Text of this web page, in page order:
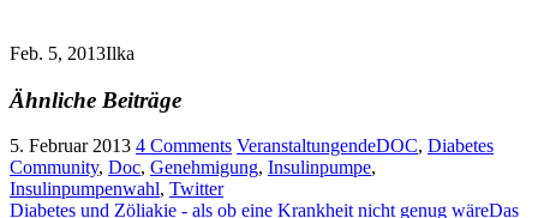
Feb. 5, 2013Ilka
Ähnliche Beiträge
5. Februar 2013 4 Comments VeranstaltungendeDOC, Diabetes
Community, Doc, Genehmigung, Insulinpumpe,
Insulinpumpenwahl, Twitter
Diabetes und Zöliakie - als ob eine Krankheit nicht genug wäreDas